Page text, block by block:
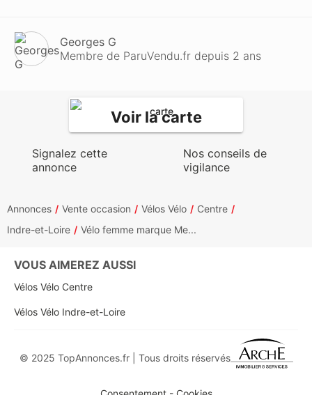
Georges G
Membre de ParuVendu.fr depuis 2 ans
Voir la carte
Signalez cette
annonce
Nos conseils de
vigilance
Annonces Vente occasion Vélos Vélo
Centre
Indre-et-Loire
Vélo femme marque Me...
VOUS AIMEREZ AUSSI
Vélos Vélo Centre
Vélos Vélo Indre-et-Loire
© 2025 TopAnnonces.fr | Tous droits réservés